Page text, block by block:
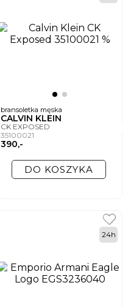
bransoletka męska
CALVIN KLEIN
CK EXPOSED
35100021
390,-
DO KOSZYKA
24h